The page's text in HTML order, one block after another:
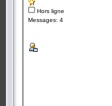
Hors ligne
Messages: 4